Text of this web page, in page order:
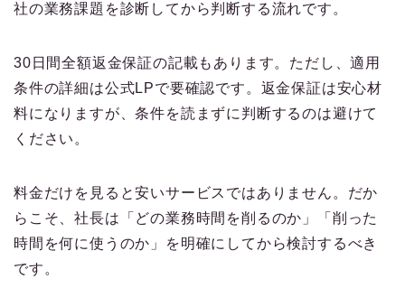
社の業務課題を診断してから判断する流れです。
30日間全額返金保証の記載もあります。ただし、適用
条件の詳細は公式LPで要確認です。返金保証は安心材
料になりますが、条件を読まずに判断するのは避けて
ください。
料金だけを見ると安いサービスではありません。だか
らこそ、社長は「どの業務時間を削るのか」「削った
時間を何に使うのか」を明確にしてから検討するべき
です。